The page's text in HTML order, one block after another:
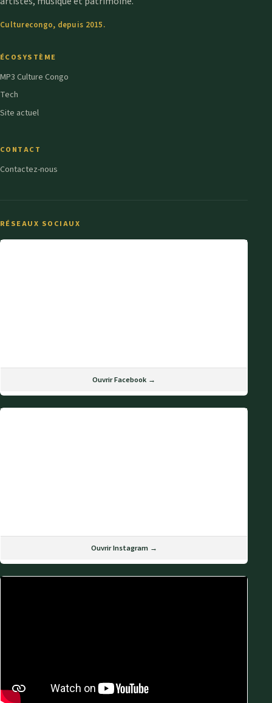
Culturecongo, depuis 2015.
ÉCOSYSTÈME
MP3 Culture Congo
Tech
Site actuel
CONTACT
Contactez-nous
RÉSEAUX SOCIAUX
Ouvrir Facebook →
Ouvrir Instagram →